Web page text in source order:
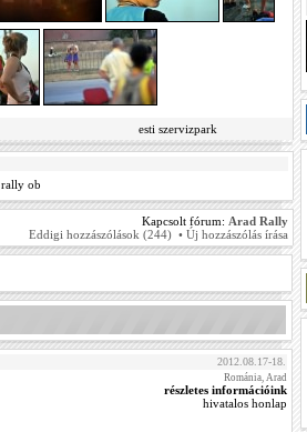
esti szervizpark
rally ob
Kapcsolt fórum: Arad Rally
Eddigi hozzászólások (244)• Új hozzászólás írása
2012.08.17-18.
Románia, Arad
részletes információink
hivatalos honlap